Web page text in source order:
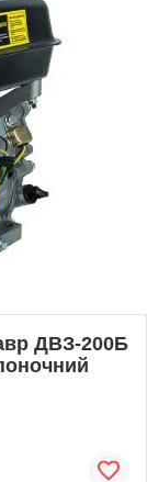
ДВЗ-200Б